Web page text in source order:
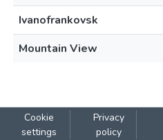
Ivanofrankovsk
Mountain View
Cookie
settings
Privacy
policy